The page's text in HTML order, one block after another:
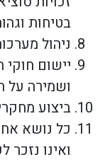
בטיחות
ניהול
יישום חוקי
ושמירה על
ביצוע
כל נושא
ואינו נזכר